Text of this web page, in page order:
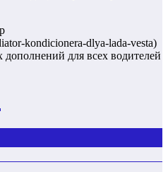
kondicionera-dlya-lada-vesta)
для всех водителей